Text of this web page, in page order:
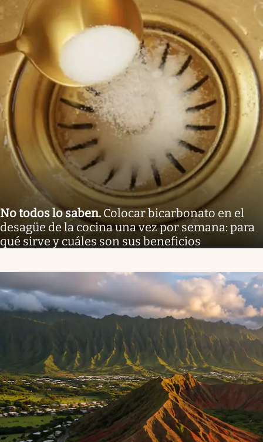
No todos lo saben. Colocar bicarbonato en el
desagüe de la cocina una vez por semana: para
qué sirve y cuáles son sus beneficios